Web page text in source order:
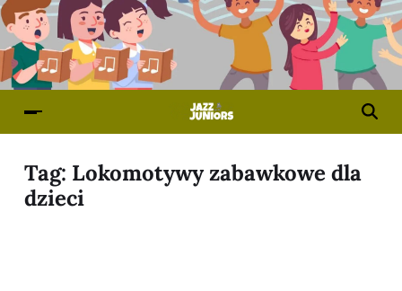
Tag: Lokomotywy zabawkowe dla
dzieci